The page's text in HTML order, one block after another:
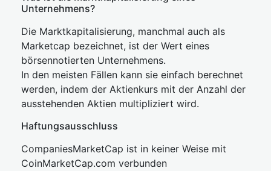
Unternehmens?
Die Marktkapitalisierung, manchmal auch als
Marketcap bezeichnet, ist der Wert eines
börsennotierten Unternehmens.
In den meisten Fällen kann sie einfach berechnet
werden, indem der Aktienkurs mit der Anzahl der
ausstehenden Aktien multipliziert wird.
Haftungsausschluss
CompaniesMarketCap ist in keiner Weise mit
CoinMarketCap.com verbunden